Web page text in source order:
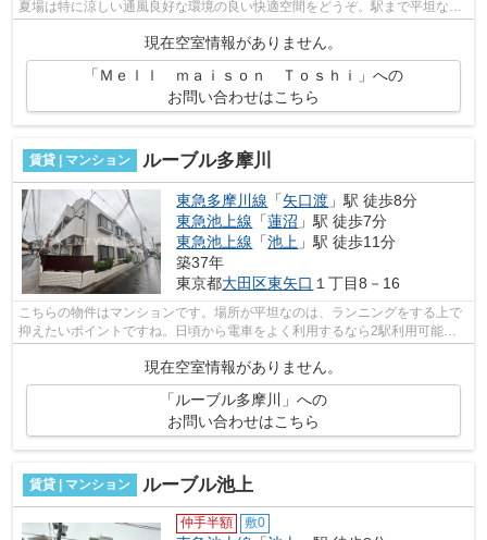
夏場は特に涼しい通風良好な環境の良い快適空間をどうぞ。駅まで平坦な場
現在空室情報がありません。
「Ｍｅｌｌ ｍａｉｓｏｎ Ｔｏｓｈｉ」への
お問い合わせはこちら
賃貸 | マンション ルーブル多摩川
東急多摩川線 「矢口渡 」駅 徒歩8分
東急池上線 「蓮沼 」駅 徒歩7分
東急池上線 「池上 」駅 徒歩11分
築37年
東京都大田区東矢口 １丁目8－16
こちらの物件はマンションです。場所が平坦なのは、ランニングをする上で
抑えたいポイントですね。日頃から電車をよく利用するなら2駅利用可能な
現在空室情報がありません。
「ルーブル多摩川」への
お問い合わせはこちら
賃貸 | マンション ルーブル池上
仲手半額 敷0